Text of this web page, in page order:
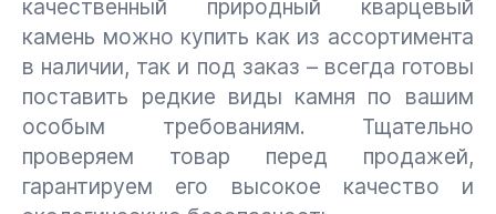
качественный природный кварцевый
камень можно купить как из ассортимента
в наличии, так и под заказ – всегда готовы
поставить редкие виды камня по вашим
особым требованиям. Тщательно
проверяем товар перед продажей,
гарантируем его высокое качество и